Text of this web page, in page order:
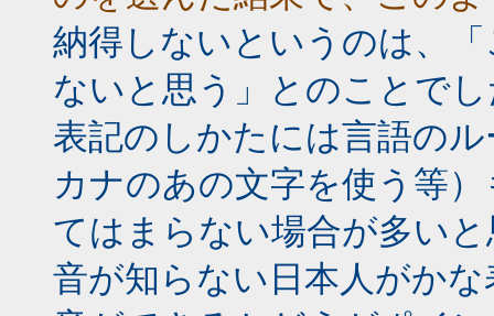
納得しないというのは、
ないと思う」とのことで
表記のしかたには言語の
カナのあの文字を使う等
てはまらない場合が多い
音が知らない日本人がか